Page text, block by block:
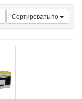
Сортировать по